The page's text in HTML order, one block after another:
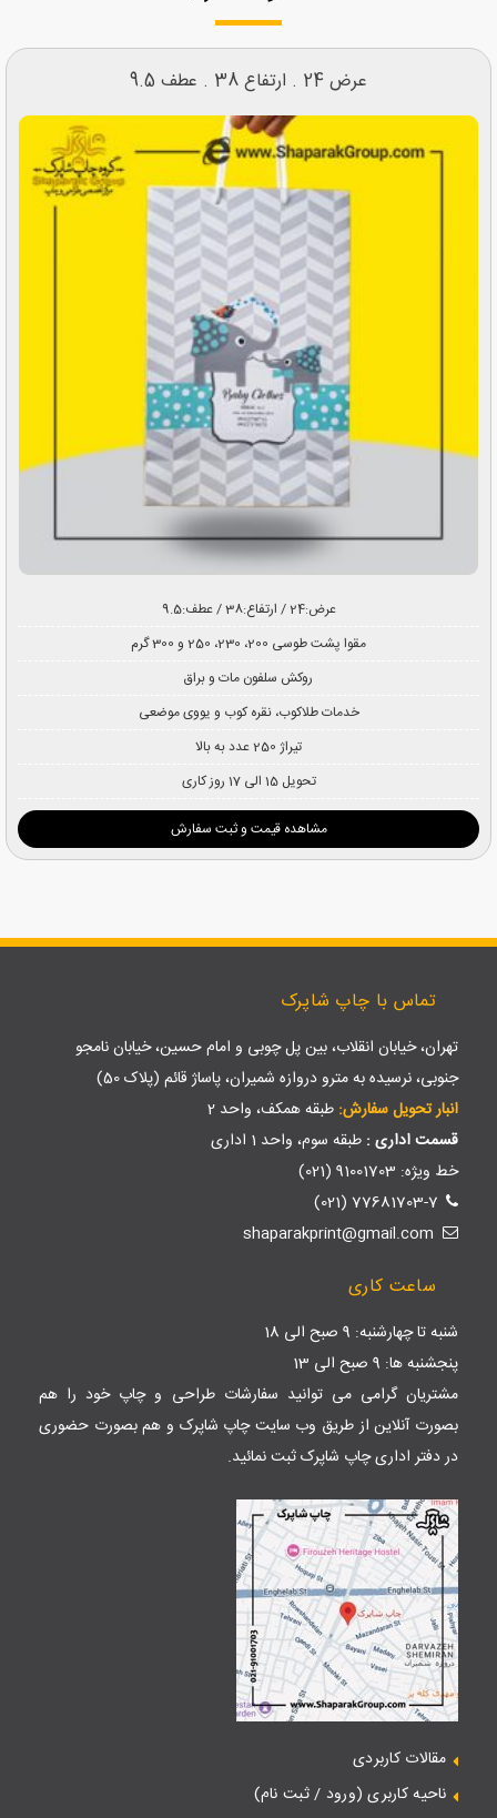
عرض 24 . ارتفاع 38 . عطف 9.5
عرض:24 / ارتفاع:38 / عطف:9.5
مقوا پشت طوسی 200، 230، 250 و 300 گرم
روکش سلفون مات و براق
خدمات طلاکوب، نقره کوب و یووی موضعی
تیراژ 250 عدد به بالا
تحویل 15 الی 17 روز کاری
مشاهده قیمت و ثبت سفارش
تماس با چاپ شاپرک
تهران، خیابان انقلاب، بین پل چوبی و امام حسین، خیابان نامجو
جنوبی، نرسیده به مترو دروازه شمیران، پاساژ قائم (پلاک 50)
انبار تحویل سفارش: طبقه همکف، واحد 2
قسمت اداری : طبقه سوم، واحد 1 اداری
خط ویژه: 91001703 (021)
77681703-7 (021)
ساعت کاری
شنبه تا چهارشنبه: 9 صبح الی 18
پنجشنبه ها: 9 صبح الی 13
مشتریان گرامی می توانید سفارشات طراحی و چاپ خود را هم
بصورت آنلاین از طریق وب سایتچاپ شاپرک و هم بصورت حضوری
در دفتر اداری چاپ شاپرک ثبت نمائید.
مقالات کاربردی
ناحیه کاربری (ورود / ثبت نام)